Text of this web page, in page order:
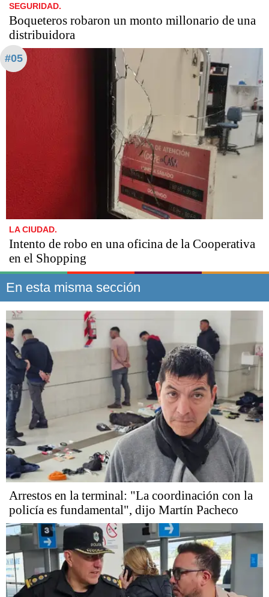
SEGURIDAD.
Boqueteros robaron un monto millonario de una
distribuidora
#05
LA CIUDAD.
Intento de robo en una oficina de la Cooperativa
en el Shopping
En esta misma sección
Arrestos en la terminal: "La coordinación con la
policía es fundamental", dijo Martín Pacheco